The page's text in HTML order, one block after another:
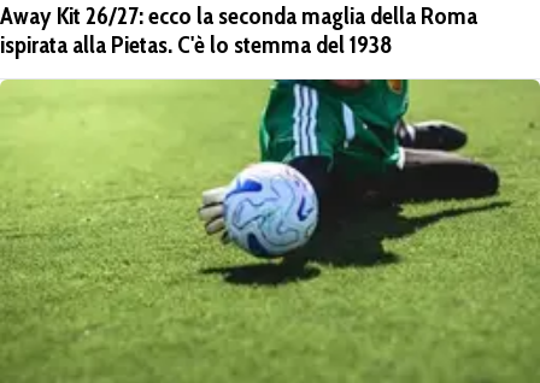
Away Kit 26/27: ecco la seconda maglia della Roma
ispirata alla Pietas. C'è lo stemma del 1938